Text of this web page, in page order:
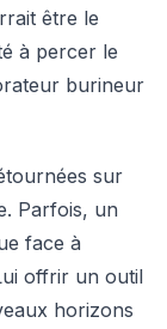
être le
à percer le
burineur
sur
Parfois, un
face à
offrir un outil
horizons